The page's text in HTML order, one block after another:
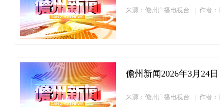
来源：儋州广播电视台 作者：
儋州新闻2026年3月24日
来源：儋州广播电视台 作者：